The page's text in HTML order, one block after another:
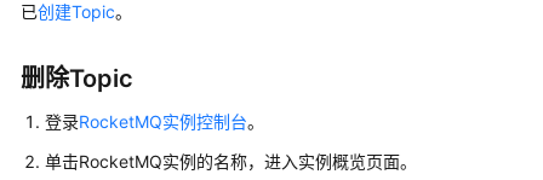
计
说
快
已创建Topic。
删除Topic
登录RocketMQ实例控制台。
单击RocketMQ实例的名称，进入实例概览页面。